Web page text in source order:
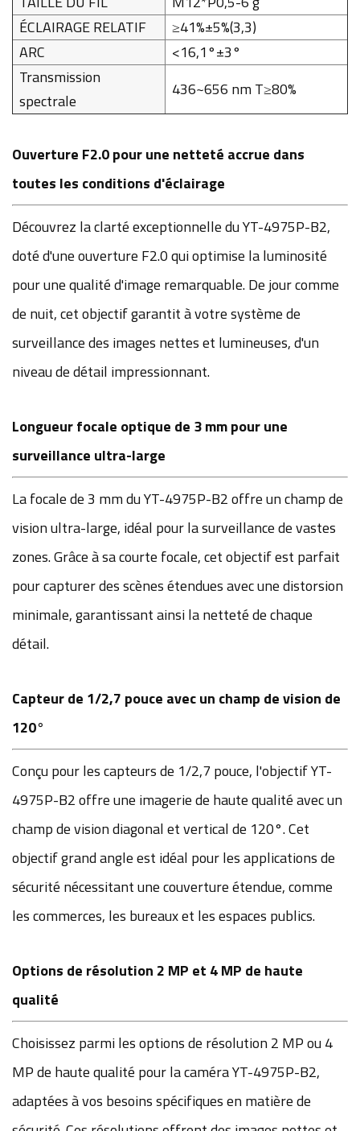
ÉCLAIRAGE RELATIF
≥41%±5%(3,3)
ARC
<16,1°±3°
Transmission
spectrale
436~656 nm T≥80%
Ouverture F2.0 pour une netteté accrue dans
toutes les conditions d'éclairage
Découvrez la clarté exceptionnelle du YT-4975P-B2,
doté d'une ouverture F2.0 qui optimise la luminosité
pour une qualité d'image remarquable. De jour comme
de nuit, cet objectif garantit à votre système de
surveillance des images nettes et lumineuses, d'un
niveau de détail impressionnant.
Longueur focale optique de 3 mm pour une
surveillance ultra-large
La focale de 3 mm du YT-4975P-B2 offre un champ de
vision ultra-large, idéal pour la surveillance de vastes
zones. Grâce à sa courte focale, cet objectif est parfait
pour capturer des scènes étendues avec une distorsion
minimale, garantissant ainsi la netteté de chaque
détail.
Capteur de 1/2,7 pouce avec un champ de vision de
120°
Conçu pour les capteurs de 1/2,7 pouce, l'objectif YT-
4975P-B2 offre une imagerie de haute qualité avec un
champ de vision diagonal et vertical de 120°. Cet
objectif grand angle est idéal pour les applications de
sécurité nécessitant une couverture étendue, comme
les commerces, les bureaux et les espaces publics.
Options de résolution 2 MP et 4 MP de haute
qualité
Choisissez parmi les options de résolution 2 MP ou 4
MP de haute qualité pour la caméra YT-4975P-B2,
adaptées à vos besoins spécifiques en matière de